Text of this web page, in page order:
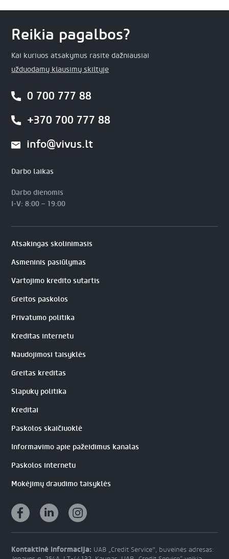
Reikia pagalbos?
Kai kuriuos atsakymus rasite dažniausiai
užduodamų klausimų skiltyje
0 700 777 88
+370 700 777 88
info@vivus.lt
Darbo laikas
Darbo dienomis
I-V: 8:00 – 19:00
Atsakingas skolinimasis
Asmeninis pasiūlymas
Vartojimo kredito sutartis
Greitos paskolos
Privatumo politika
Kreditas internetu
Naudojimosi taisyklės
Greitas kreditas
Slapukų politika
Kreditai
Paskolos skaičiuoklė
Informavimo apie pažeidimus kanalas
Paskolos internetu
Mokėjimų draudimo taisyklės
Kontaktinė informacija: UAB „Credit Service", buveinės adresas: